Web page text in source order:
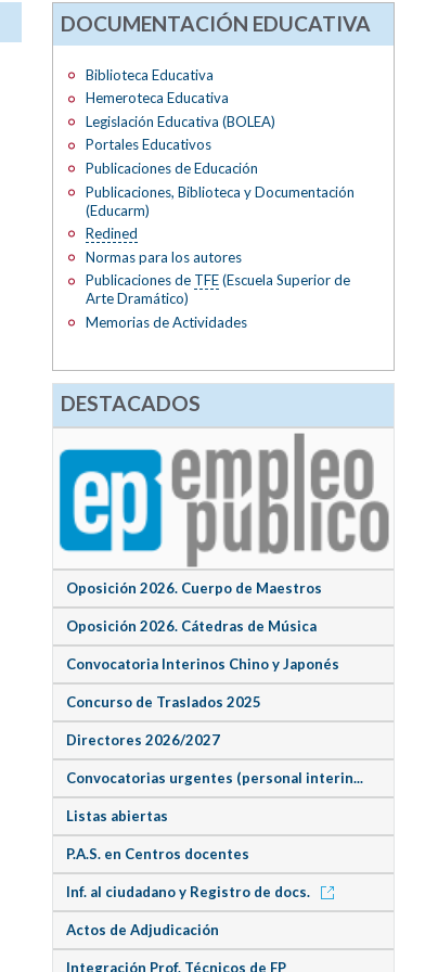
DOCUMENTACIÓN EDUCATIVA
Biblioteca Educativa
Hemeroteca Educativa
Legislación Educativa (BOLEA)
Portales Educativos
Publicaciones de Educación
Publicaciones, Biblioteca y Documentación
(Educarm)
Redined
Normas para los autores
Publicaciones de TFE(Escuela Superior de
Arte Dramático)
Memorias de Actividades
DESTACADOS
Oposición 2026. Cuerpo de Maestros
Oposición 2026. Cátedras de Música
Convocatoria Interinos Chino y Japonés
Concurso de Traslados 2025
Directores 2026/2027
Convocatorias urgentes (personal interin...
Listas abiertas
P.A.S. en Centros docentes
Inf. al ciudadano y Registro de docs.
Actos de Adjudicación
Integración Prof. Técnicos de FP